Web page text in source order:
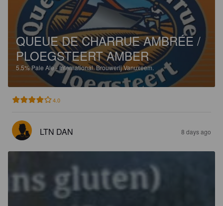
QUEUE DE CHARRUE AMBRÉE /
PLOEGSTEERT AMBER
5.5%Pale Ale - International.Brouwerij Vanuxeem.
4.0
LTN DAN 8 days ago